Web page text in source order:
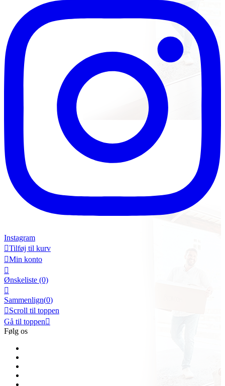
Instagram
Tilføj til kurv
Min konto

Ønskeliste (0)

Sammenlign(0)
Scroll til toppen
Gå til toppen
Følg os